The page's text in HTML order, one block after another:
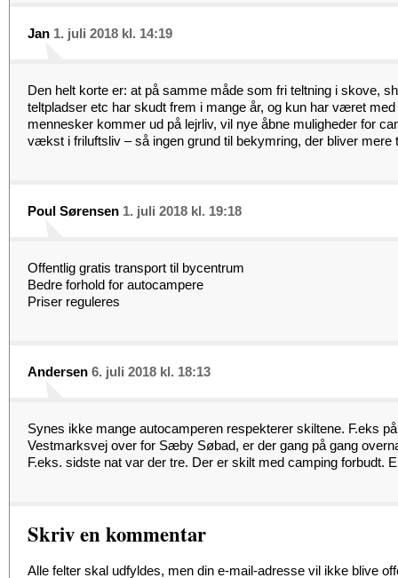
Jan 1. juli 2018 kl. 14:19
Den helt korte er: at på samme måde som fri teltning i skove,
teltpladser etc har skudt frem i mange år, og kun har været med
mennesker kommer ud på lejrliv, vil nye åbne muligheder for
vækst i friluftsliv – så ingen grund til bekymring, der bliver mere
Poul Sørensen 1. juli 2018 kl. 19:18
Offentlig gratis transport til bycentrum
Bedre forhold for autocampere
Priser reguleres
Andersen 6. juli 2018 kl. 18:13
Synes ikke mange autocamperen respekterer skiltene. F.eks
Vestmarksvej over for Sæby Søbad, er der gang på gang
F.eks. sidste nat var der tre. Der er skilt med camping forbudt.
Skriv en kommentar
Alle felter skal udfyldes, men din e-mail-adresse vil ikke blive